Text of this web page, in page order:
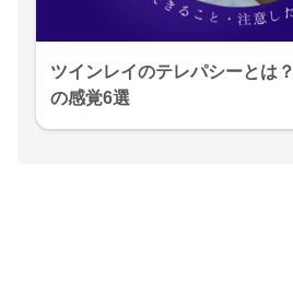
ツインレイのテレパシーとは
の感覚6選